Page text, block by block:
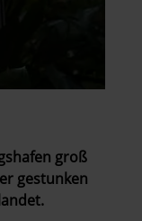
groß
gestunken